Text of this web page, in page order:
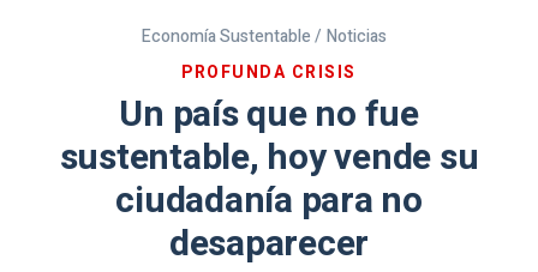
Economía Sustentable / Noticias
PROFUNDA CRISIS
Un país que no fue
sustentable, hoy vende su
ciudadanía para no
desaparecer